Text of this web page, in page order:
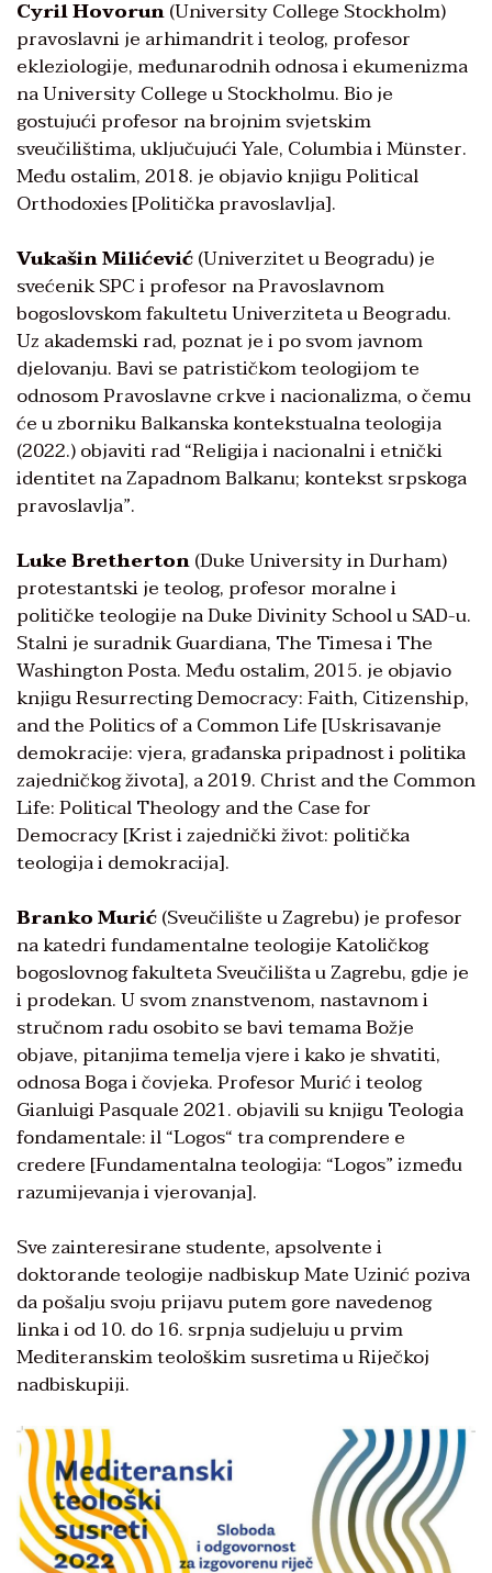
Cyril Hovorun(University College Stockholm)
pravoslavni je arhimandrit i teolog, profesor
ekleziologije, međunarodnih odnosa i ekumenizma
na University College u Stockholmu. Bio je
gostujući profesor na brojnim svjetskim
sveučilištima, uključujući Yale, Columbia i Münster.
Među ostalim, 2018. je objavio knjigu Political
Orthodoxies [Politička pravoslavlja].
Vukašin Milićević(Univerzitet u Beogradu) je
svećenik SPC i profesor na Pravoslavnom
bogoslovskom fakultetu Univerziteta u Beogradu.
Uz akademski rad, poznat je i po svom javnom
djelovanju. Bavi se patrističkom teologijom te
odnosom Pravoslavne crkve i nacionalizma, o čemu
će u zborniku Balkanska kontekstualna teologija
(2022.) objaviti rad “Religija i nacionalni i etnički
identitet na Zapadnom Balkanu; kontekst srpskoga
pravoslavlja”.
Luke Bretherton(Duke University in Durham)
protestantski je teolog, profesor moralne i
političke teologije na Duke Divinity School u SAD-u.
Stalni je suradnik Guardiana, The Timesa i The
Washington Posta. Među ostalim, 2015. je objavio
knjigu Resurrecting Democracy: Faith, Citizenship,
and the Politics of a Common Life [Uskrisavanje
demokracije: vjera, građanska pripadnost i politika
zajedničkog života], a 2019. Christ and the Common
Life: Political Theology and the Case for
Democracy [Krist i zajednički život: politička
teologija i demokracija].
Branko Murić(Sveučilište u Zagrebu) je profesor
na katedri fundamentalne teologije Katoličkog
bogoslovnog fakulteta Sveučilišta u Zagrebu, gdje je
i prodekan. U svom znanstvenom, nastavnom i
stručnom radu osobito se bavi temama Božje
objave, pitanjima temelja vjere i kako je shvatiti,
odnosa Boga i čovjeka. Profesor Murić i teolog
Gianluigi Pasquale 2021. objavili su knjigu Teologia
fondamentale: il “Logos“ tra comprendere e
credere [Fundamentalna teologija: “Logos” između
razumijevanja i vjerovanja].
Sve zainteresirane studente, apsolvente i
doktorande teologije nadbiskup Mate Uzinić poziva
da pošalju svoju prijavu putem gore navedenog
linka i od 10. do 16. srpnja sudjeluju u prvim
Mediteranskim teološkim susretima u Riječkoj
nadbiskupiji.